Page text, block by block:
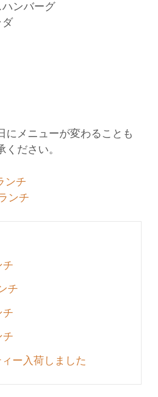
ンバーグ
ダ
にメニューが変わることも
ください。
ンチ
ンチ
チ
チ
チ
チ
ー入荷しました